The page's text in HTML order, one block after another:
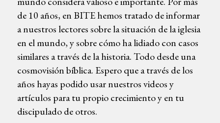
de 10 años, en BITE hemos tratado de informar
a nuestros lectores sobre la situación de la iglesia
en el mundo, y sobre cómo ha lidiado con casos
similares a través de la historia. Todo desde una
cosmovisión bíblica. Espero que a través de los
años hayas podido usar nuestros videos y
artículos para tu propio crecimiento y en tu
discipulado de otros.